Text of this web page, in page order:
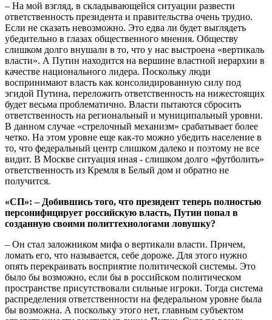
– На мой взгляд, в складывающейся ситуации развести
ответственность президента и правительства очень трудно.
Если не сказать невозможно. Это едва ли будет выглядеть
убедительно в глазах общественного мнения. Обществу
слишком долго внушали в то, что у нас выстроена «вертикаль
власти». А Путин находится на вершине властной иерархии в
качестве национального лидера. Поскольку люди
воспринимают власть как консолидированную силу под
эгидой Путина, переложить ответственность на нижестоящих
будет весьма проблематично. Власти пытаются сбросить
ответственность на региональный и муниципальный уровни.
В данном случае «стрелочный механизм» срабатывает более
четко. На этом уровне еще как-то можно убедить население в
то, что федеральный центр слишком далеко и поэтому не все
видит. В Москве ситуация иная - слишком долго «футболить»
ответственность из Кремля в Белый дом и обратно не
получится.
«СП»: – Добившись того, что президент теперь полностью
персонифицирует российскую власть, Путин попал в
созданную своими политтехнологами ловушку?
– Он стал заложником мифа о вертикали власти. Причем,
ломать его, что называется, себе дороже. Для этого нужно
опять перекраивать восприятие политической системы. Это
было бы возможно, если бы в российском политическом
пространстве присутствовали сильные игроки. Тогда система
распределения ответственности на федеральном уровне была
бы возможна. А поскольку этого нет, главным субъектом